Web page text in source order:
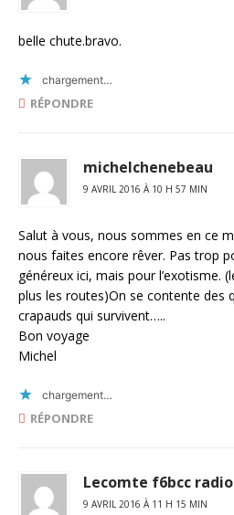
belle chute.bravo.
chargement…
RÉPONDRE
michelchenebeau
9 AVRIL 2016 À 10 H 57 MIN
Salut à vous, nous sommes en ce
nous faites encore rêver. Pas trop
généreux ici, mais pour l’exotisme.
plus les routes)On se contente des
crapauds qui survivent…..
Bon voyage
Michel
chargement…
RÉPONDRE
Lecomte f6bcc
9 AVRIL 2016 À 11 H 15 MIN